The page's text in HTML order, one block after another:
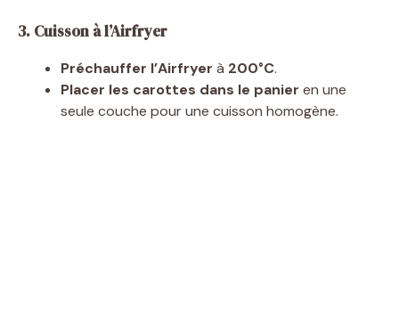
3. Cuisson à l’Airfryer
Préchauffer l’Airfryer à 200°C.
Placer les carottes dans le panier en une
seule couche pour une cuisson homogène.